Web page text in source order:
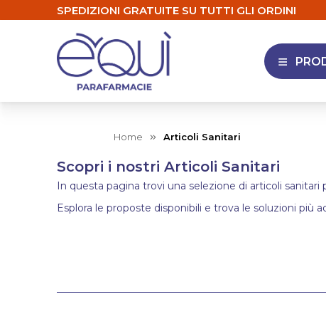
SPEDIZIONI GRATUITE SU TUTTI GLI ORDINI
APRI
Home Articoli Sanitari
Scopri i nostri Articoli Sanitari
In questa pagina trovi una selezione di articoli
Esplora le proposte disponibili e trova le soluzioni più